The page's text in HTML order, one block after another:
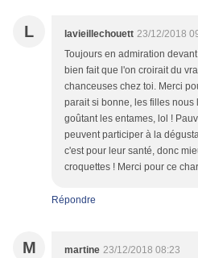
L lavieillechouett 23/12/2018
Toujours en admiration
bien fait que l'on croirait du
chanceuses chez toi. Merci
parait si bonne, les filles nous
goûtant les entames, lol !
peuvent participer à la
c'est pour leur santé, donc
croquettes ! Merci pour ce
Répondre
M martine 23/12/2018 08:23